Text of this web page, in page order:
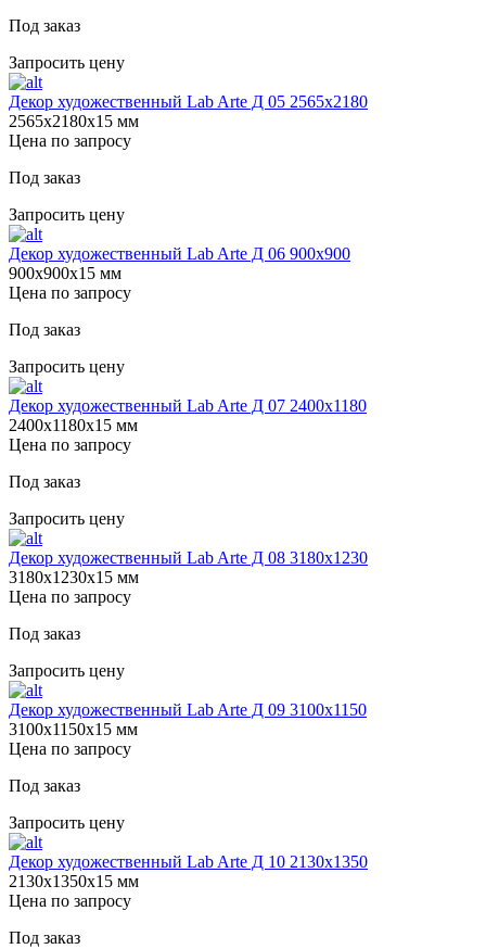
Под заказ
Запросить цену
Декор художественный Lab Arte Д 05 2565х2180
2565х2180х15 мм
Цена по запросу
Под заказ
Запросить цену
Декор художественный Lab Arte Д 06 900х900
900х900х15 мм
Цена по запросу
Под заказ
Запросить цену
Декор художественный Lab Arte Д 07 2400х1180
2400х1180х15 мм
Цена по запросу
Под заказ
Запросить цену
Декор художественный Lab Arte Д 08 3180х1230
3180х1230х15 мм
Цена по запросу
Под заказ
Запросить цену
Декор художественный Lab Arte Д 09 3100х1150
3100х1150х15 мм
Цена по запросу
Под заказ
Запросить цену
Декор художественный Lab Arte Д 10 2130х1350
2130х1350х15 мм
Цена по запросу
Под заказ